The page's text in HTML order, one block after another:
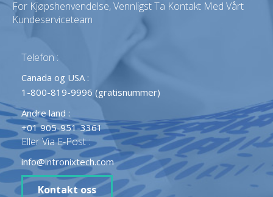
For Kjøpshenvendelse, Vennligst Ta Kontakt Med Vårt
Kundeserviceteam
Telefon :
Canada og USA :
1-800-819-9996 (gratisnummer)
Andre land :
+01 905-951-3361
Eller Via E-Post :
info@intronixtech.com
Kontakt oss